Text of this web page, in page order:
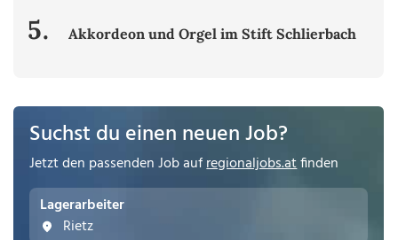
5. Akkordeon und Orgel im Stift Schlierbach
Suchst du einen neuen Job?
Jetzt den passenden Job aufregionaljobs.atfinden
Lagerarbeiter
Rietz